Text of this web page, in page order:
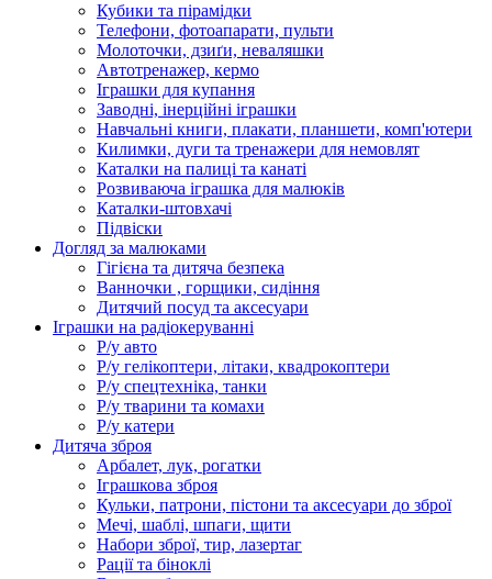
Кубики та пірамідки
Телефони, фотоапарати, пульти
Молоточки, дзиґи, неваляшки
Автотренажер, кермо
Іграшки для купання
Заводні, інерційні іграшки
Навчальні книги, плакати, планшети, комп'ютери
Килимки, дуги та тренажери для немовлят
Каталки на палиці та канаті
Розвиваюча іграшка для малюків
Каталки-штовхачі
Підвіски
Догляд за малюками
Гігієна та дитяча безпека
Ванночки , горщики, сидіння
Дитячий посуд та аксесуари
Іграшки на радіокеруванні
Р/у авто
Р/у гелікоптери, літаки, квадрокоптери
Р/у спецтехніка, танки
Р/у тварини та комахи
Р/у катери
Дитяча зброя
Арбалет, лук, рогатки
Іграшкова зброя
Кульки, патрони, пістони та аксесуари до зброї
Мечі, шаблі, шпаги, щити
Набори зброї, тир, лазертаг
Рації та біноклі